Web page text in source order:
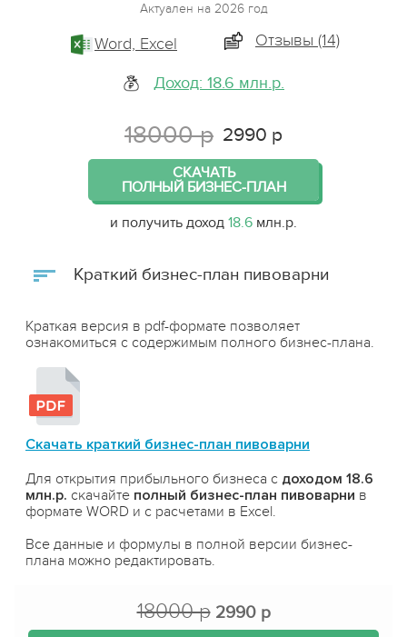
Актуален на 2026 год
Word, Excel
Доход: 18.6 млн.р.
Отзывы (14)
18000 р 2990 р
СКАЧАТЬ
ПОЛНЫЙ БИЗНЕС-ПЛАН
и получить доход 18.6 млн.р.
Краткий бизнес-план пивоварни
Краткая версия в pdf-формате позволяет
ознакомиться с содержимым полного бизнес-плана.
Скачать краткий бизнес-план пивоварни
Для открытия прибыльного бизнеса с доходом 18.6
млн.р. скачайте полный бизнес-план пивоварни в
формате WORD и с расчетами в Excel.
Все данные и формулы в полной версии бизнес-
плана можно редактировать.
18000 р 2990 р